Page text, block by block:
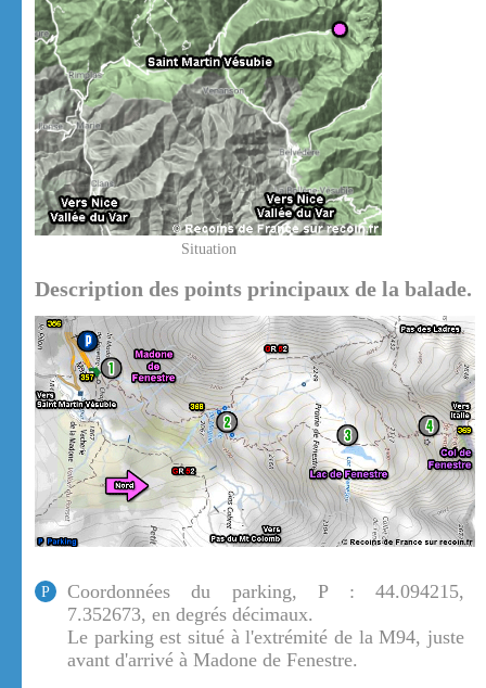
Situation
Description des points principaux de la balade.
P
Coordonnées du parking, P : 44.094215,
7.352673, en degrés décimaux.
Le parking est situé à l'extrémité de la M94, juste
avant d'arrivé à Madone de Fenestre.